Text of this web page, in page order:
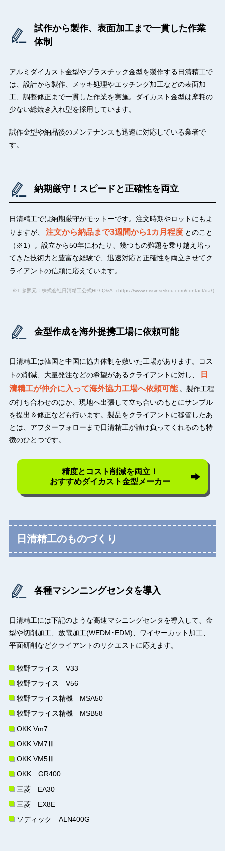
試作から製作、表面加工まで一貫した作業
体制
アルミダイカスト金型やプラスチック金型を製作する日清精工で
は、設計から製作、メッキ処理やエッチング加工などの表面加
工、調整修正まで一貫した作業を実施。ダイカスト金型は摩耗の
少ない総焼き入れ型を採用しています。
試作金型や納品後のメンテナンスも迅速に対応している業者で
す。
納期厳守！スピードと正確性を両立
日清精工では納期厳守がモットーです。注文時期やロットにもよ
りますが、
注文から納品まで3週間から1カ月程度 とのこと
（※1）。設立から50年にわたり、幾つもの難題を乗り越え培っ
てきた技術力と豊富な経験で、迅速対応と正確性を両立させてク
ライアントの信頼に応えています。
※1 参照元：株式会社日清精工公式HP/ Q&A（https://www.nissinseikou.com/contact/qa/）
金型作成を海外提携工場に依頼可能
日清精工は韓国と中国に協力体制を敷いた工場があります。コス
トの削減、大量発注などの希望があるクライアントに対し、
日
清精工が仲介に入って海外協力工場へ依頼可能 。製作工程
の打ち合わせのほか、現地へ出張して立ち合いのもとにサンプル
を提出＆修正なども行います。製品をクライアントに移管したあ
とは、アフターフォローまで日清精工が請け負ってくれるのも特
徴のひとつです。
精度とコスト削減を両立！
おすすめダイカスト金型メーカー
日清精工のものづくり
各種マシンニングセンタを導入
日清精工には下記のような高速マシニングセンタを導入して、金
型や切削加工、放電加工(WEDM･EDM)、ワイヤーカット加工、
平面研削などクライアントのリクエストに応えます。
牧野フライス V33
牧野フライス V56
牧野フライス精機 MSA50
牧野フライス精機 MSB58
OKK Vm7
OKK VM7Ⅲ
OKK VM5Ⅲ
OKK GR400
三菱 EA30
三菱 EX8E
ソディック ALN400G